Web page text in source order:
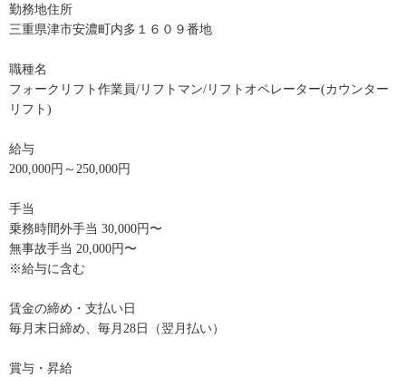
勤務地住所
三重県津市安濃町内多１６０９番地
職種名
フォークリフト作業員/リフトマン/リフトオペレーター(カウンター
リフト)
給与
200,000円～250,000円
手当
乗務時間外手当 30,000円〜
無事故手当 20,000円〜
※給与に含む
賃金の締め・支払い日
毎月末日締め、毎月28日（翌月払い）
賞与・昇給